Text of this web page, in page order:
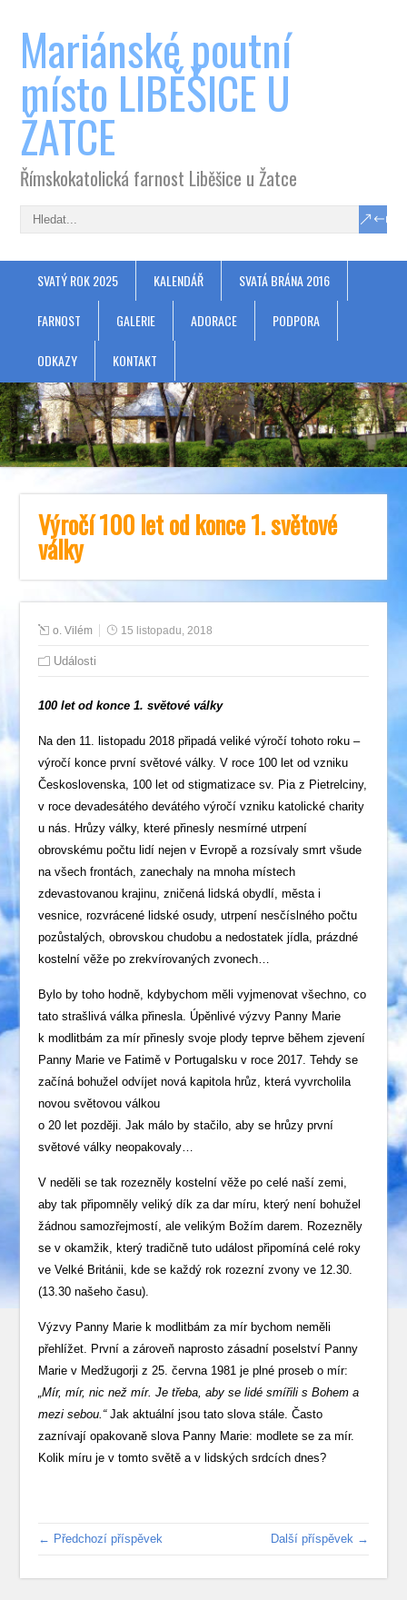
Mariánské poutní
místo LIBĚŠICE U
ŽATCE
Římskokatolická farnost Liběšice u Žatce
SVATÝ ROK 2025 KALENDÁŘ SVATÁ BRÁNA 2016
FARNOST GALERIE ADORACE PODPORA
ODKAZY KONTAKT
Výročí 100 let od konce 1. světové
války
o. Vilém 15 listopadu, 2018
Události
100 let od konce 1. světové války
Na den 11. listopadu 2018 připadá veliké výročí tohoto roku –
výročí konce první světové války. V roce 100 let od vzniku
Československa, 100 let od stigmatizace sv. Pia z Pietrelciny,
v roce devadesátého devátého výročí vzniku katolické charity
u nás. Hrůzy války, které přinesly nesmírné utrpení
obrovskému počtu lidí nejen v Evropě a rozsívaly smrt všude
na všech frontách, zanechaly na mnoha místech
zdevastovanou krajinu, zničená lidská obydlí, města i
vesnice, rozvrácené lidské osudy, utrpení nesčíslného počtu
pozůstalých, obrovskou chudobu a nedostatek jídla, prázdné
kostelní věže po zrekvírovaných zvonech…
Bylo by toho hodně, kdybychom měli vyjmenovat všechno, co
tato strašlivá válka přinesla. Úpěnlivé výzvy Panny Marie
k modlitbám za mír přinesly svoje plody teprve během zjevení
Panny Marie ve Fatimě v Portugalsku v roce 2017. Tehdy se
začíná bohužel odvíjet nová kapitola hrůz, která vyvrcholila
novou světovou válkou
o 20 let později. Jak málo by stačilo, aby se hrůzy první
světové války neopakovaly…
V neděli se tak rozezněly kostelní věže po celé naší zemi,
aby tak připomněly veliký dík za dar míru, který není bohužel
žádnou samozřejmostí, ale velikým Božím darem. Rozezněly
se v okamžik, který tradičně tuto událost připomíná celé roky
ve Velké Británii, kde se každý rok rozezní zvony ve 12.30.
(13.30 našeho času).
Výzvy Panny Marie k modlitbám za mír bychom neměli
přehlížet. První a zároveň naprosto zásadní poselství Panny
Marie v Medžugorji z 25. června 1981 je plné proseb o mír:
„Mír, mír, nic než mír. Je třeba, aby se lidé smířili s Bohem a
mezi sebou.“Jak aktuální jsou tato slova stále. Často
zaznívají opakovaně slova Panny Marie: modlete se za mír.
Kolik míru je v tomto světě a v lidských srdcích dnes?
← Předchozí příspěvek Další příspěvek →